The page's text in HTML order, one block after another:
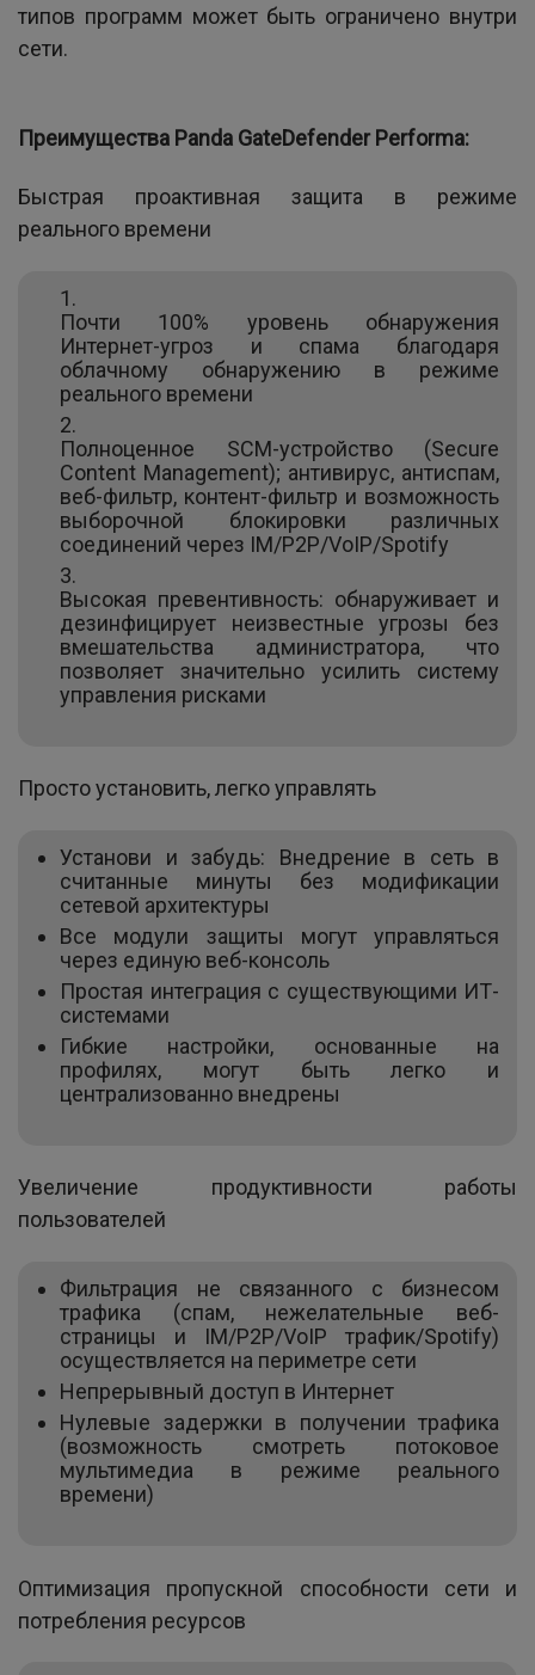
типов программ может быть ограничено внутри
сети.
Преимущества Panda GateDefender Performa:
Быстрая проактивная защита в режиме
реального времени
Почти 100% уровень обнаружения
Интернет-угроз и спама благодаря
облачному обнаружению в режиме
реального времени
Полноценное SCM-устройство (Secure
Content Management); антивирус, антиспам,
веб-фильтр, контент-фильтр и возможность
выборочной блокировки различных
соединений через IM/P2P/VoIP/Spotify
Высокая превентивность: обнаруживает и
дезинфицирует неизвестные угрозы без
вмешательства администратора, что
позволяет значительно усилить систему
управления рисками
Просто установить, легко управлять
Установи и забудь: Внедрение в сеть в
считанные минуты без модификации
сетевой архитектуры
Все модули защиты могут управляться
через единую веб-консоль
Простая интеграция с существующими ИТ-
системами
Гибкие настройки, основанные на
профилях, могут быть легко и
централизованно внедрены
Увеличение продуктивности работы
пользователей
Фильтрация не связанного с бизнесом
трафика (спам, нежелательные веб-
страницы и IM/P2P/VoIP трафик/Spotify)
осуществляется на периметре сети
Непрерывный доступ в Интернет
Нулевые задержки в получении трафика
(возможность смотреть потоковое
мультимедиа в режиме реального
времени)
Оптимизация пропускной способности сети и
потребления ресурсов